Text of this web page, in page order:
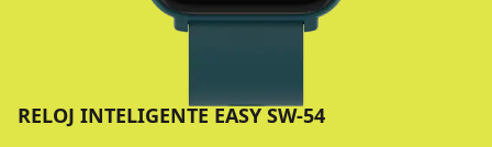
RELOJ INTELIGENTE EASY SW-54